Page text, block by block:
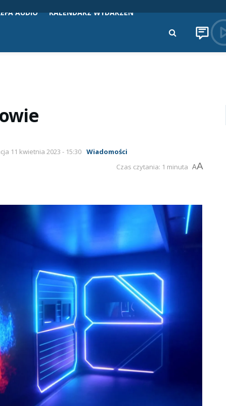
AUDIO KALENDARZ WYDARZEŃ
11 kwietnia 2023 - 15:30 Wiadomości
Czas czytania: 1 minuta AA